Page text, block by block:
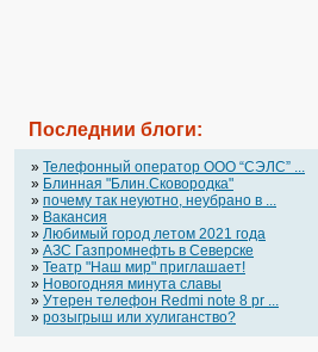
Последнии блоги:
» Телефонный оператор OOO “СЭЛС” ...
» Блинная "Блин.Сковородка"
» почему так неуютно, неубрано в ...
» Вакансия
» Любимый город летом 2021 года
» АЗС Газпромнефть в Северске
» Театр "Наш мир" приглашает!
» Новогодняя минута славы
» Утерен телефон Redmi note 8 pr ...
» розыгрыш или хулиганство?